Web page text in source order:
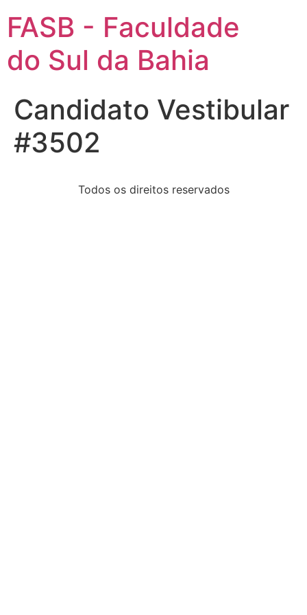
FASB - Faculdade
do Sul da Bahia
Candidato Vestibular
#3502
Todos os direitos reservados